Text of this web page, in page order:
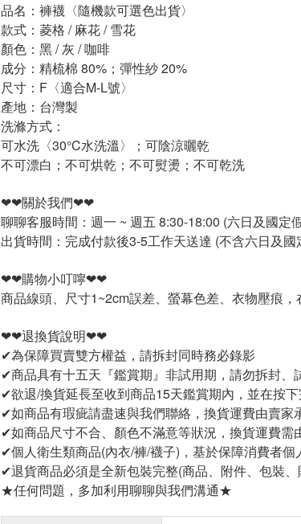
品名：褲襪〈隨機款可選色出貨〉
款式：菱格 / 麻花 / 雪花
顏色：黑 / 灰 / 咖啡
成分：精梳棉 80%；彈性紗 20%
尺寸：F〈適合M-L號〉
產地：台灣製
洗滌方式：
可水洗〈30°C水洗溫〉；可陰涼曬乾
不可漂白；不可烘乾；不可熨燙；不可乾洗
❤❤關於我們❤❤
聊聊客服時間：週一 ~ 週五 8:30-18:00 (六日及國定
出貨時間：完成付款後3-5工作天送達 (不含六日及國
❤❤購物小叮嚀❤❤
商品線頭、尺寸1~2cm誤差、螢幕色差、衣物壓痕
❤❤退換貨說明❤❤
✔為保障買賣雙方權益，請拆封同時務必錄影
✔商品具有十五天『鑑賞期』非試用期，請勿拆封、
✔欲退/換貨延長至收到商品15天鑑賞期內，並在按下
✔如商品有瑕疵請盡速與我們聯絡，換貨運費由賣家
✔如商品尺寸不合、顏色不滿意等狀況，換貨運費需
✔個人衛生類商品(內衣/褲/襪子)，基於保障消費者個
✔退貨商品必須是全新包裝完整(商品、附件、包裝
★任何問題，多加利用聊聊與我們溝通★